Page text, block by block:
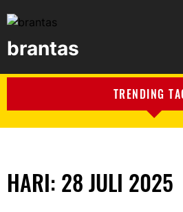
brantas
TRENDING
HARI: 28 JULI 2025